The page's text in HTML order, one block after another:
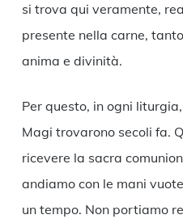
si trova qui veramente,
presente nella carne,
anima e divinità.
Per questo, in ogni
Magi trovarono secoli fa.
ricevere la sacra
andiamo con le mani
un tempo. Non portiamo